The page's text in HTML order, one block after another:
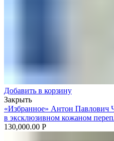
Добавить в корзину
Закрыть
«Избранное» Антон Павлович
в эксклюзивном кожаном
130,000.00 Р